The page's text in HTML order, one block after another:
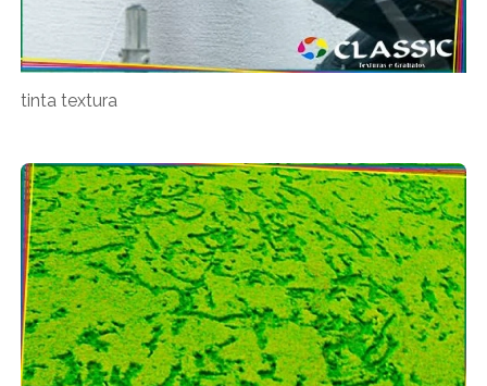
tinta textura